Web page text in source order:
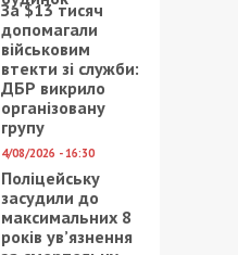
За $13 тисяч
допомагали
військовим
втекти зі служби:
ДБР викрило
організовану
групу
4/08/2026 - 16:30
Поліцейську
засудили до
максимальних 8
років ув’язнення